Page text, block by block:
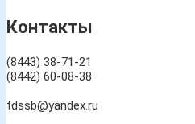
Контакты
(8443) 38-71-21
(8442) 60-08-38
tdssb@yandex.ru